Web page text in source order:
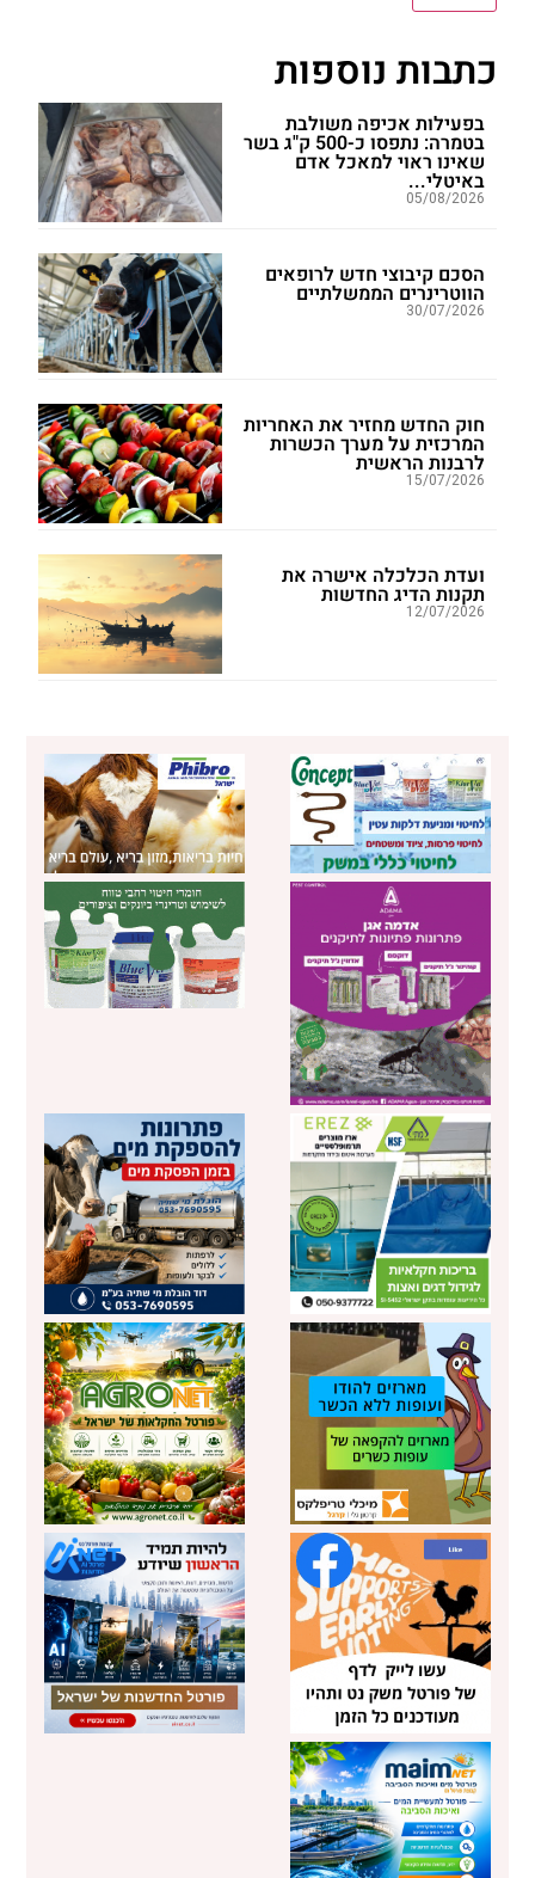
כתבות נוספות
בפעילות אכיפה משולבת
בטמרה: נתפסו כ-500 ק"ג בשר
שאינו ראוי למאכל אדם
באיטלי...
05/08/2026
הסכם קיבוצי חדש לרופאים
הווטרינרים הממשלתיים
30/07/2026
חוק החדש מחזיר את האחריות
המרכזית על מערך הכשרות
לרבנות הראשית
15/07/2026
ועדת הכלכלה אישרה את
תקנות הדיג החדשות
12/07/2026